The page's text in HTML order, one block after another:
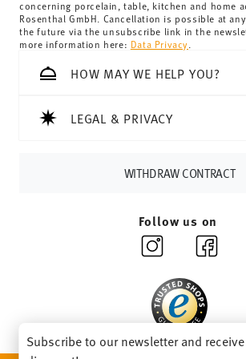
Switzerland:delivery is free of charge
69,90 CHF. If the value of your
69,90 CHF, delivery charges are 36,90
Tracking:You will receive a tracking
Delivery time: 3-5 working days for
Germany for items in stock. You can
For returns, please use our
concerning porcelain, table, kitchen and home
Rosenthal GmbH. Cancellation is possible at
the future via the unsubscribe link in the
more information here: Data Privacy
HOW MAY WE HELP YOU?
LEGAL & PRIVACY
WITHDRAW CONTRACT
Follow us on
Subscribe to our newsletter and